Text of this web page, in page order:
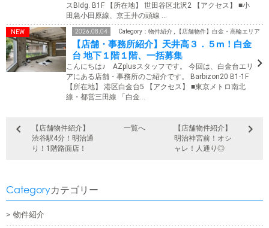
スBldg. B1F 【所在地】 世田谷区北沢2 【アクセス】 ■小
田急小田原線、京王井の頭線 …
2026.08.04 Category：物件紹介 , 【店舗物件】白金・高輪エリア
【店舗・事務所紹介】天井高３．５m！白金
台 地下１階１階、一括募集
こんにちは♪ AZplusスタッフです。 今回は、白金台エリ
アにある店舗・事務所のご紹介です。 Barbizon20 B1-1F
【所在地】 港区白金台5 【アクセス】 ■東京メトロ南北
線・都営三田線 「白金…
【店舗物件紹介】
渋谷駅4分！明治通
り！1階路面店！
一覧へ
【店舗物件紹介】
明治神宮前！オシ
ャレ！人通り◎
Categoryカテゴリー
物件紹介